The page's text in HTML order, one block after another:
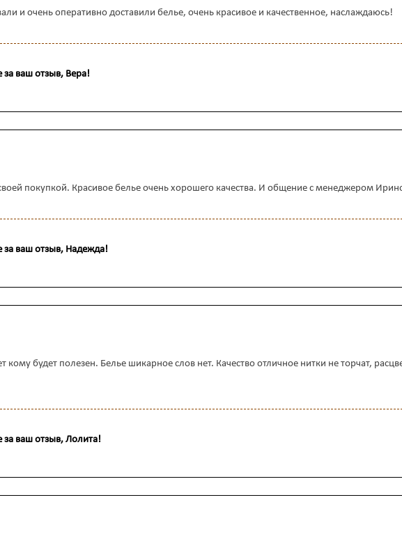
и очень оперативно доставили белье, очень красивое и качественное, наслаждаюсь!
ваш отзыв, Вера!
покупкой. Красивое белье очень хорошего качества. И общение с менеджером
ваш отзыв, Надежда!
кому будет полезен. Белье шикарное слов нет. Качество отличное нитки не торчат,
ваш отзыв, Лолита!